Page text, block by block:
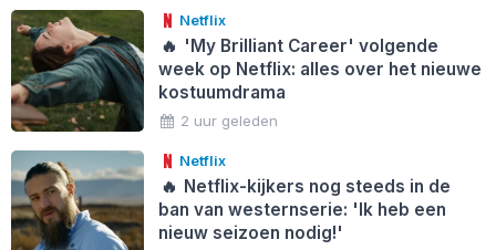
Netflix
🔥 'My Brilliant Career' volgende
week op Netflix: alles over het nieuwe
kostuumdrama
2 uur geleden
Netflix
🔥 Netflix-kijkers nog steeds in de
ban van westernserie: 'Ik heb een
nieuw seizoen nodig!'